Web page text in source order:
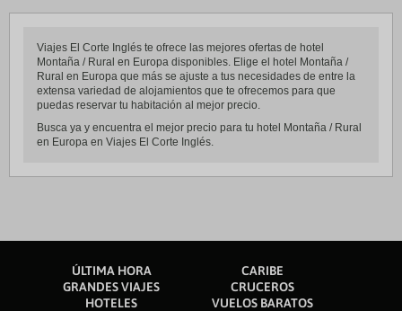
Viajes El Corte Inglés te ofrece las mejores ofertas de hotel
Montaña / Rural en Europa disponibles. Elige el hotel Montaña /
Rural en Europa que más se ajuste a tus necesidades de entre la
extensa variedad de alojamientos que te ofrecemos para que
puedas reservar tu habitación al mejor precio.
Busca ya y encuentra el mejor precio para tu hotel Montaña / Rural
en Europa en Viajes El Corte Inglés.
ÚLTIMA HORA
CARIBE
GRANDES VIAJES
CRUCEROS
HOTELES
VUELOS BARATOS